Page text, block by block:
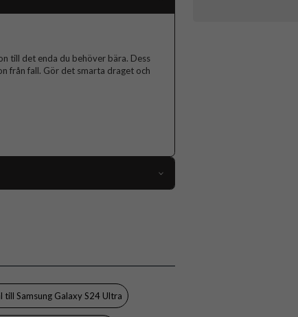
till det enda du behöver bära. Dess
från fall. Gör det smarta draget och
Kortfack
Hårdplast (PC), Mjukplast (TPU)
till Samsung Galaxy S24 Ultra